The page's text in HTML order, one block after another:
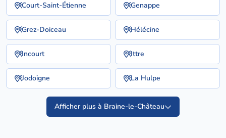
Court-Saint-Étienne Genappe
Grez-Doiceau Hélécine
Incourt Ittre
Jodoigne La Hulpe
Afficher plus à Braine-le-Château